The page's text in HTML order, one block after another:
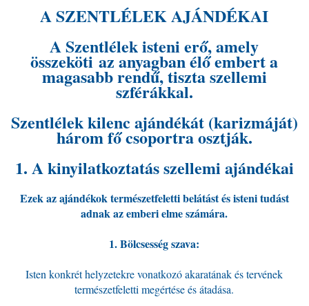
A SZENTLÉLEK AJÁNDÉKAI
A Szentlélek isteni erő, amely
összeköti az anyagban élő embert a
magasabb rendű, tiszta szellemi
szférákkal.
Szentlélek kilenc ajándékát (karizmáját)
három fő csoportra osztják.
1. A kinyilatkoztatás szellemi ajándékai
Ezek az ajándékok természetfeletti belátást és isteni tudást
adnak az emberi elme számára.
1. Bölcsesség szava:
Isten konkrét helyzetekre vonatkozó akaratának és tervének
természetfeletti megértése és átadása.